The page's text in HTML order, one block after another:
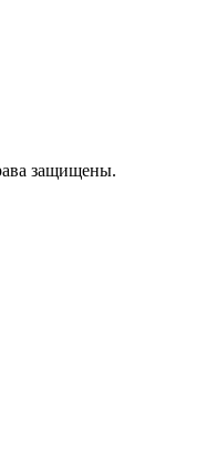
защищены.